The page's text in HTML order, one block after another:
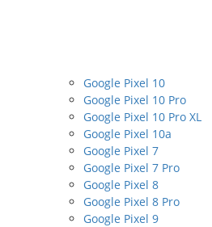
Google Pixel 10
Google Pixel 10 Pro
Google Pixel 10 Pro XL
Google Pixel 10a
Google Pixel 7
Google Pixel 7 Pro
Google Pixel 8
Google Pixel 8 Pro
Google Pixel 9